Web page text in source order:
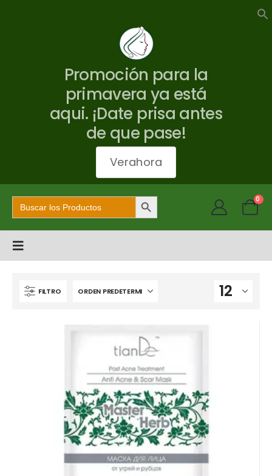
Promoción para la
primavera ya está
aqui. ¡Date prisa antes
de que pase!
Verahora
Buscar: Botón de búsqueda 0
FILTRO